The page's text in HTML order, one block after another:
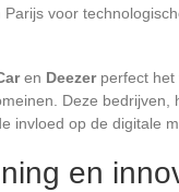
voor
en Deezerperfect het
Deze bedrijven,
invloed op de digitale
en